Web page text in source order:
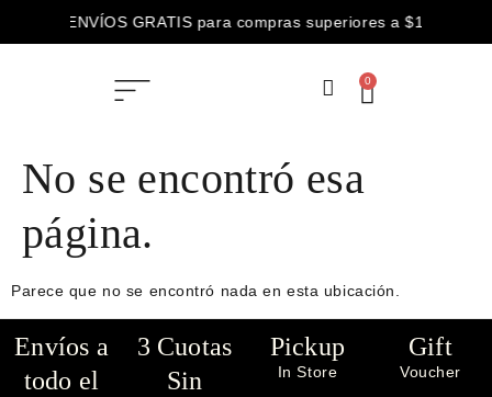
ENVÍOS GRATIS para compras superiores a $100.000
ENVÍOS GRATIS para compras superiores a $100.000
0
No se encontró esa
página.
Parece que no se encontró nada en esta ubicación.
Envíos a
todo el
3 Cuotas
Sin
Pickup
In Store
Gift
Voucher